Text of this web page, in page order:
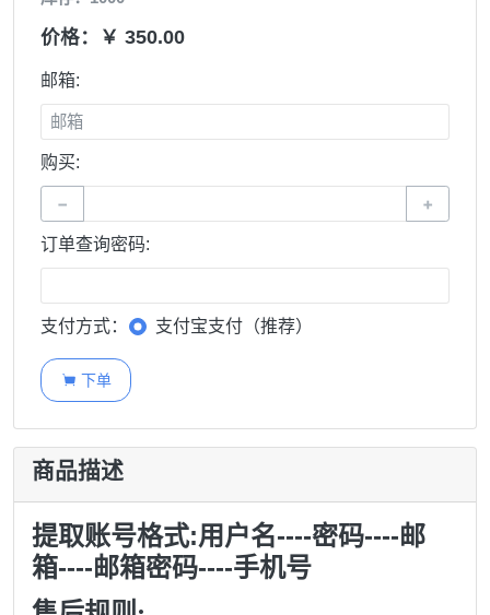
价格：￥ 350.00
邮箱:
购买:
− +
订单查询密码:
支付方式： 支付宝支付（推荐）
 下单
商品描述
提取账号格式:用户名----密码----邮
箱----邮箱密码----手机号